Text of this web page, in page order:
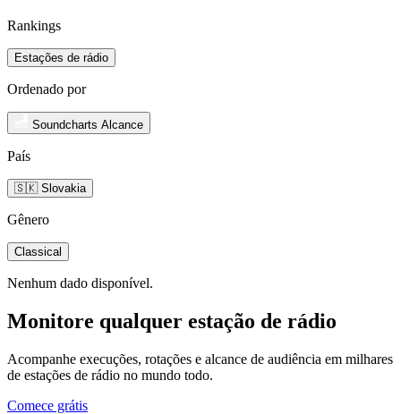
Rankings
Estações de rádio
Ordenado por
Soundcharts Alcance
País
🇸🇰 Slovakia
Gênero
Classical
Nenhum dado disponível.
Monitore qualquer estação de rádio
Acompanhe execuções, rotações e alcance de audiência em milhares
de estações de rádio no mundo todo.
Comece grátis